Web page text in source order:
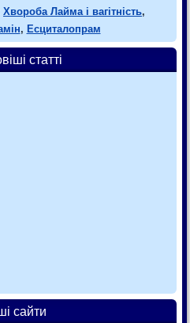
Хвороба Лайма і вагітність,
, Есциталопрам
статті
сайти